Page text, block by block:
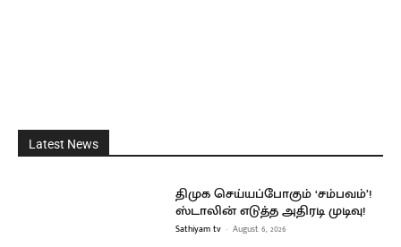
Latest News
திமுக செய்யப்போகும் ‘சம்பவம்’!
ஸ்டாலின் எடுத்த அதிரடி முடிவு!
Sathiyam tv - August 6, 2026